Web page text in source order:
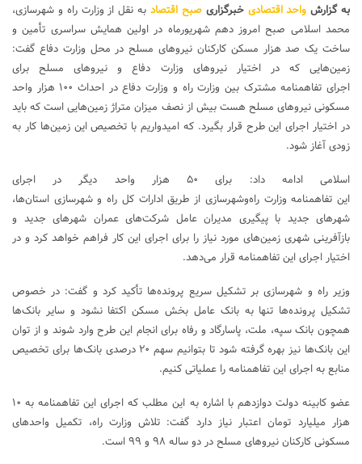
به گزارش واحد اقتصادی خبرگزاریصبح اقتصاد به نقل از وزارت راه و شهرسازی،
محمد اسلامی صبح امروز دهم شهریورماه در اولین همایش سراسری تأمین و
ساخت یک صد هزار مسکن کارکنان نیروهای مسلح در محل وزارت دفاع گفت:
زمین‌هایی که در اختیار نیروهای وزارت دفاع و نیروهای مسلح برای
اجرای تفاهمنامه مشترک بین وزارت راه و وزارت دفاع در احداث ۱۰۰ هزار واحد
مسکونی نیروهای مسلح هست بیش از نصف میزان متراژ زمین‌هایی است که باید
در اختیار اجرای این طرح قرار بگیرد. که امیدواریم با تخصیص این زمین‌ها کار به
زودی آغاز شود.
اسلامی ادامه داد: برای ۵۰ هزار واحد دیگر در اجرای
این تفاهمنامه وزارت راه‌وشهرسازی از طریق ادارات کل راه و شهرسازی استان‌ها،
شهرهای جدید با پیگیری مدیران عامل شرکت‌های عمران شهرهای جدید و
بازآفرینی شهری زمین‌های مورد نیاز را برای اجرای این کار فراهم خواهد کرد و در
اختیار اجرای این تفاهمنامه قرار می‌دهد.
وزیر راه و شهرسازی بر تشکیل سریع پرونده‌ها تأکید کرد و گفت: در خصوص
تشکیل پرونده‌ها تنها به بانک عامل بخش مسکن اکتفا نشود و سایر بانک‌ها
همچون بانک سپه، ملت، پاسارگاد و رفاه برای انجام این طرح وارد شوند و از توان
این بانک‌ها نیز بهره گرفته شود تا بتوانیم سهم ۲۰ درصدی بانک‌ها برای تخصیص
منابع به اجرای این تفاهمنامه را عملیاتی کنیم.
عضو کابینه دولت دوازدهم با اشاره به این مطلب که اجرای این تفاهمنامه به ۱۰
هزار میلیارد تومان اعتبار نیاز دارد گفت: تلاش وزارت راه، تکمیل واحدهای
مسکونی کارکنان نیروهای مسلح در دو ساله ۹۸ و ۹۹ است.